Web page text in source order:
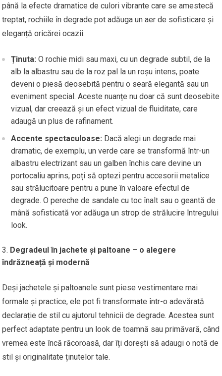
până la efecte dramatice de culori vibrante care se amestecă
treptat, rochiile în degrade pot adăuga un aer de sofisticare și
eleganță oricărei ocazii.
Ținuta: O rochie midi sau maxi, cu un degrade subtil, de la
alb la albastru sau de la roz pal la un roșu intens, poate
deveni o piesă deosebită pentru o seară elegantă sau un
eveniment special. Aceste nuanțe nu doar că sunt deosebite
vizual, dar creează și un efect vizual de fluiditate, care
adaugă un plus de rafinament.
Accente spectaculoase: Dacă alegi un degrade mai
dramatic, de exemplu, un verde care se transformă într-un
albastru electrizant sau un galben închis care devine un
portocaliu aprins, poți să optezi pentru accesorii metalice
sau strălucitoare pentru a pune în valoare efectul de
degrade. O pereche de sandale cu toc înalt sau o geantă de
mână sofisticată vor adăuga un strop de strălucire întregului
look.
Degradeul în jachete și paltoane – o alegere
îndrăzneață și modernă
Deși jachetele și paltoanele sunt piese vestimentare mai
formale și practice, ele pot fi transformate într-o adevărată
declarație de stil cu ajutorul tehnicii de degrade. Acestea sunt
perfect adaptate pentru un look de toamnă sau primăvară, când
vremea este încă răcoroasă, dar îți dorești să adaugi o notă de
stil și originalitate ținutelor tale.